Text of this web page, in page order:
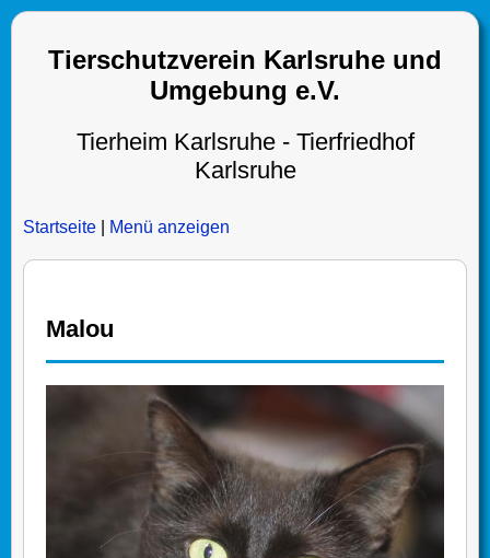
Tierschutzverein Karlsruhe und
Umgebung e.V.
Tierheim Karlsruhe - Tierfriedhof
Karlsruhe
Startseite Menü anzeigen
Malou